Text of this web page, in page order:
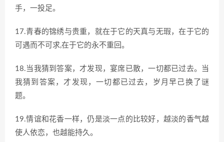
手，一投足。
17.青春的锦绣与贵重，就在于它的天真与无瑕，在于它的
可遇而不可求,在于它的永不重回。
18.当我猜到答案，才发现，宴席已散，一切都已过去。当
我猜到答案，才发现，一切都已过去，岁月早己换了谜
题。
19.情谊和花香一样，仍是淡一点的比较好，越淡的香气越
使人依恋，也越能持久。